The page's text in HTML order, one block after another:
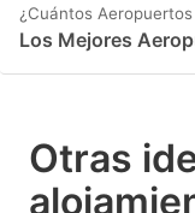
¿Cuántos
Los Mejores
Otras